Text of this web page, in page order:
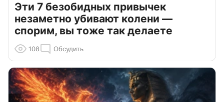
Эти 7 безобидных привычек
незаметно убивают колени —
спорим, вы тоже так делаете
108 Обсудить